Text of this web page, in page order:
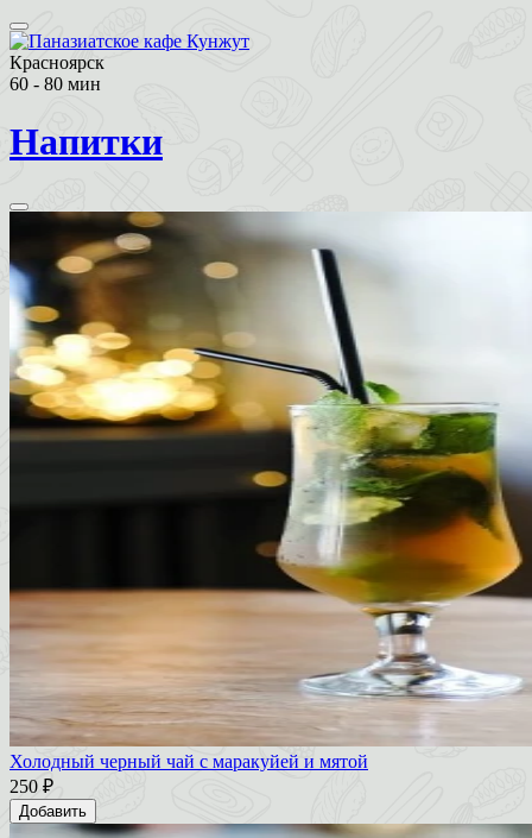
Красноярск
60 - 80 мин
Напитки
Холодный черный чай с маракуйей и мятой
250 ₽
Добавить